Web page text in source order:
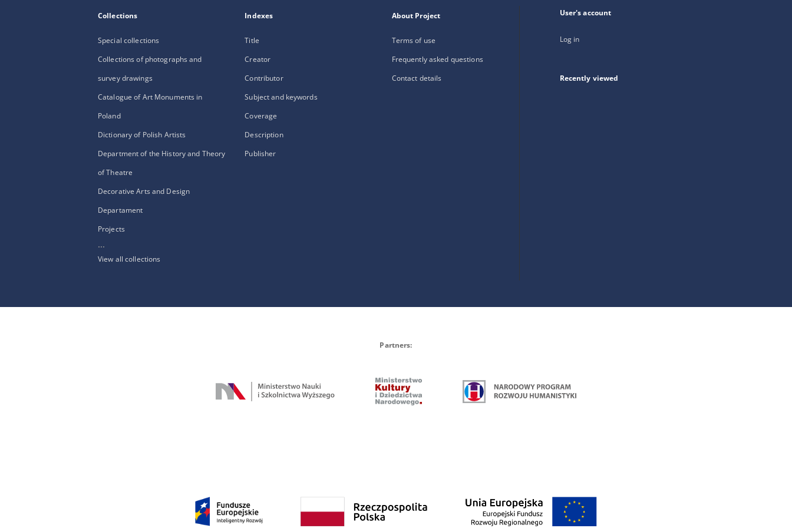
Collections
Special collections
Collections of photographs and
survey drawings
Catalogue of Art Monuments in
Poland
Dictionary of Polish Artists
Department of the History and Theory
of Theatre
Decorative Arts and Design
Departament
Projects
...
View all collections
Indexes
Title
Creator
Contributor
Subject and keywords
Coverage
Description
Publisher
About Project
Terms of use
Frequently asked questions
Contact details
User's account
Log in
Recently viewed
Partners: